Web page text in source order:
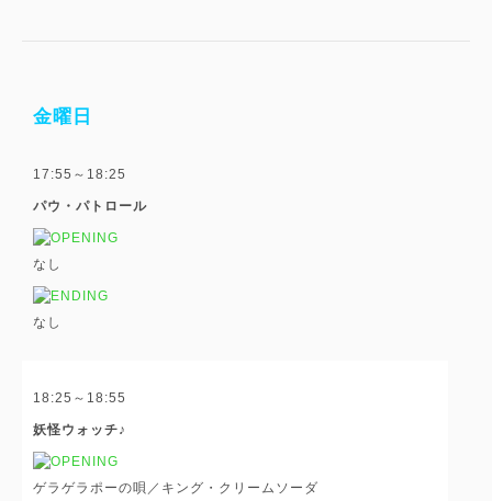
金曜日
17:55～18:25
パウ・パトロール
なし
なし
18:25～18:55
妖怪ウォッチ♪
ゲラゲラポーの唄／キング・クリームソーダ